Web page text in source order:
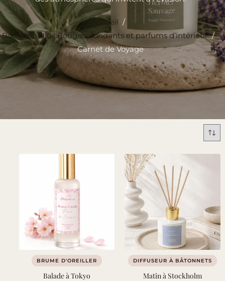
Accueil /
Boutique Niõ | Bougies, fondants et parfums d’intérieur /
Carnet de Voyage
BRUME D'OREILLER
Balade à Tokyo
DIFFUSEUR À BÂTONNETS
Matin à Stockholm